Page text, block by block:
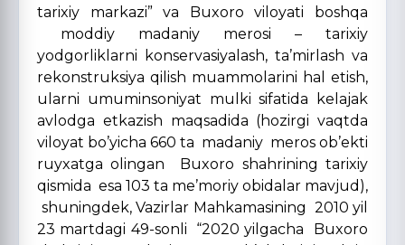
tarixiy markazi” va Buxoro viloyati boshqa
moddiy madaniy merosi – tarixiy
yodgorliklarni konservasiyalash, ta’mirlash va
rekonstruksiya qilish muammolarini hal etish,
ularni umuminsoniyat mulki sifatida kelajak
avlodga etkazish maqsadida (hozirgi vaqtda
viloyat bo’yicha 660 ta madaniy meros ob’ekti
ruyxatga olingan Buxoro shahrining tarixiy
qismida esa 103 ta me’moriy obidalar mavjud),
shuningdek, Vazirlar Mahkamasining 2010 yil
23 martdagi 49-sonli “2020 yilgacha Buxoro